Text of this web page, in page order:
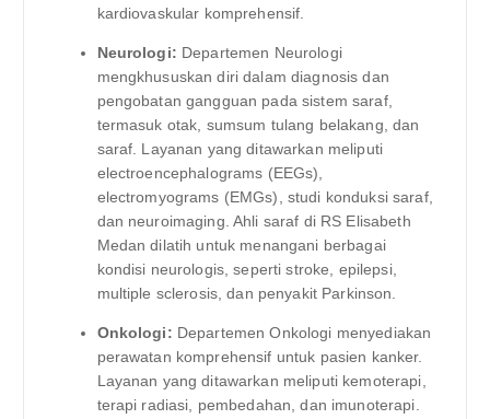
kardiovaskular komprehensif.
Neurologi: Departemen Neurologi
mengkhususkan diri dalam diagnosis dan
pengobatan gangguan pada sistem saraf,
termasuk otak, sumsum tulang belakang, dan
saraf. Layanan yang ditawarkan meliputi
electroencephalograms (EEGs),
electromyograms (EMGs), studi konduksi saraf,
dan neuroimaging. Ahli saraf di RS Elisabeth
Medan dilatih untuk menangani berbagai
kondisi neurologis, seperti stroke, epilepsi,
multiple sclerosis, dan penyakit Parkinson.
Onkologi: Departemen Onkologi menyediakan
perawatan komprehensif untuk pasien kanker.
Layanan yang ditawarkan meliputi kemoterapi,
terapi radiasi, pembedahan, dan imunoterapi.